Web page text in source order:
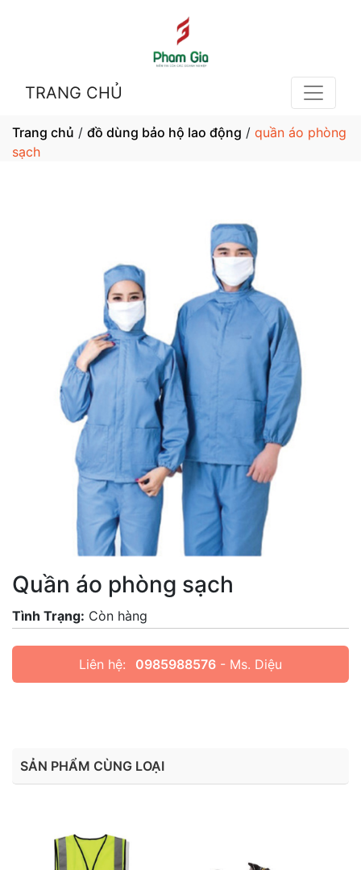
TRANG CHỦ
Trang chủ / đồ dùng bảo hộ lao động / quần áo phòng
sạch
Quần áo phòng sạch
Tình Trạng: Còn hàng
Liên hệ: 0985988576 - Ms. Diệu
SẢN PHẨM CÙNG LOẠI